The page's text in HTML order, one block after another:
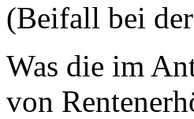
(Beifall bei
Was die im
von